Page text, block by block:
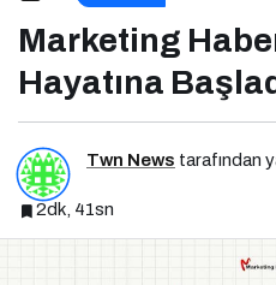
Marketing
Hayatına
Twn News tarafından
2dk, 41sn